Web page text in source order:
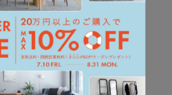
構造は、
ックベルトを取り付けているので、
地になっています。
た掛け心地は、ソファの上でいろんな体勢
です。
210cm